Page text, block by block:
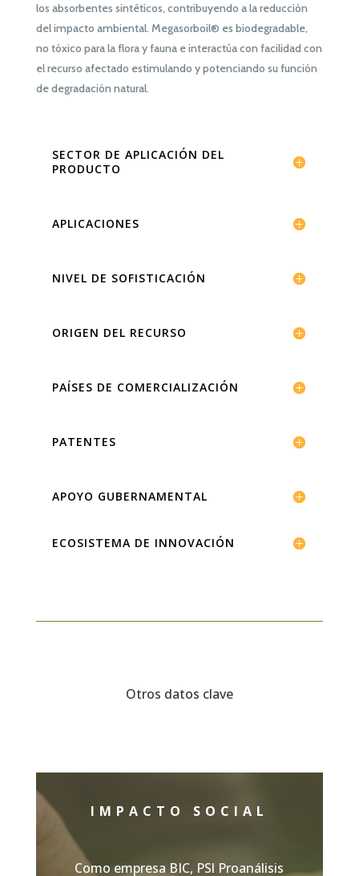
los absorbentes sintéticos, contribuyendo a la reducción
del impacto ambiental. Megasorboil® es biodegradable,
no tóxico para la flora y fauna e interactúa con facilidad con
el recurso afectado estimulando y potenciando su función
de degradación natural.
SECTOR DE APLICACIÓN DEL
PRODUCTO
APLICACIONES
NIVEL DE SOFISTICACIÓN
ORIGEN DEL RECURSO
PAÍSES DE COMERCIALIZACIÓN
PATENTES
APOYO GUBERNAMENTAL
ECOSISTEMA DE INNOVACIÓN
Otros datos clave
IMPACTO SOCIAL
Como empresa BIC, PSl Proanálisis